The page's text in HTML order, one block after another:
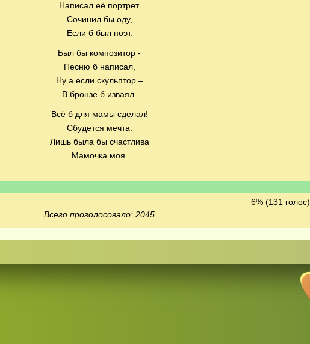
Написал её портрет.
Сочинил бы оду,
Если б был поэт.
Был бы композитор -
Песню б написал,
Ну а если скульптор –
В бронзе б изваял.
Всё б для мамы сделал!
Сбудется мечта.
Лишь была бы счастлива
Мамочка моя.
6% (131 голос)
Всего проголосовало: 2045